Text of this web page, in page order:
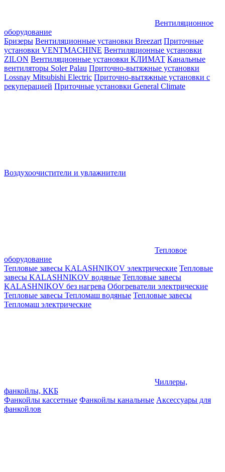
Вентиляционное
оборудование
Бризеры Вентиляционные установки Breezart Приточные
установки VENTMACHINE Вентиляционные установки
ZILON Вентиляционные установки КЛИМАТ Канальные
вентиляторы Soler Palau Приточно-вытяжные установки
Lossnay Mitsubishi Electric Приточно-вытяжные установки с
рекуперацией Приточные установки General Climate
Воздухоочистители и увлажнители
Тепловое
оборудование
Тепловые завесы KALASHNIKOV электрические Тепловые
завесы KALASHNIKOV водяные Тепловые завесы
KALASHNIKOV без нагрева Обогреватели электрические
Тепловые завесы Тепломаш водяные Тепловые завесы
Тепломаш электрические
Чиллеры,
фанкойлы, ККБ
Фанкойлы кассетные Фанкойлы канальные Аксессуары для
фанкойлов